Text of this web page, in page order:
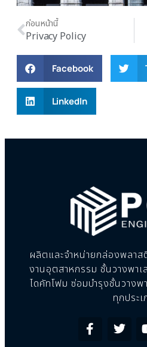
ก่อนหน้านี้
Privacy Policy
Facebook
LinkedIn
ผลิตและจำหน่ายกล่องพลา
งานอุตสาหกรรม ชั้นวางพา
ไดคัทโฟม ซ่อมบำรุงชั้นวางพ
ทุกประเ